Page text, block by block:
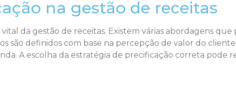
na gestão de receitas
da gestão de receitas. Existem várias abordagens que
são definidos com base na percepção de valor do
A escolha da estratégia de precificação correta pode